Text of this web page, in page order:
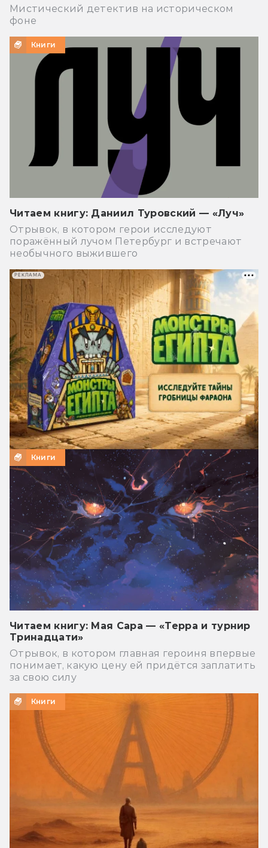
Мистический детектив на историческом
фоне
Книги
Читаем книгу: Даниил Туровский — «Луч»
Отрывок, в котором герои исследуют
поражённый лучом Петербург и встречают
необычного выжившего
Книги
Читаем книгу: Мая Сара — «Терра и турнир
Тринадцати»
Отрывок, в котором главная героиня впервые
понимает, какую цену ей придётся заплатить
за свою силу
Книги
РЕКЛАМА